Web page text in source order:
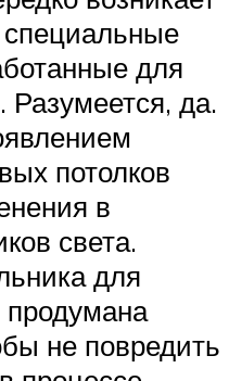
для
Разумеется, да.
потолков
в
света.
для
продумана
не повредить